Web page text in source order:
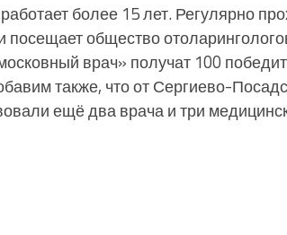
более 15 лет. Регулярно
общество
врач» получат 100
также, что от Сергиево-
ещё два врача и три